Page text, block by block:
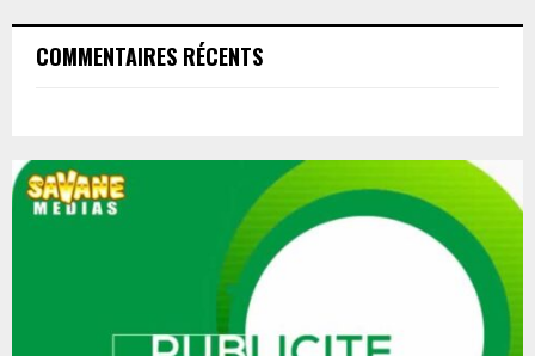
COMMENTAIRES RÉCENTS